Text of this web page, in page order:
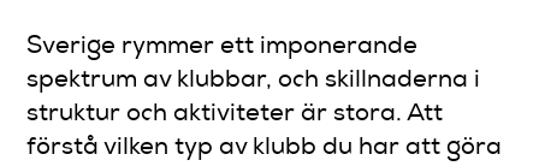
Sverige rymmer ett imponerande
spektrum av klubbar, och skillnaderna i
struktur och aktiviteter är stora. Att
förstå vilken typ av klubb du har att göra